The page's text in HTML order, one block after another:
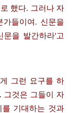
했다. 그러나 자
가들이여 . 신문을
문을 발간하라'고
그런 요구를 하
그것은 그들이 자
기대하는 것과